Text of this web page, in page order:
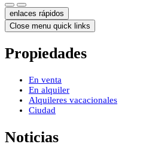
enlaces rápidos
Close menu quick links
Propiedades
En venta
En alquiler
Alquileres vacacionales
Ciudad
Noticias